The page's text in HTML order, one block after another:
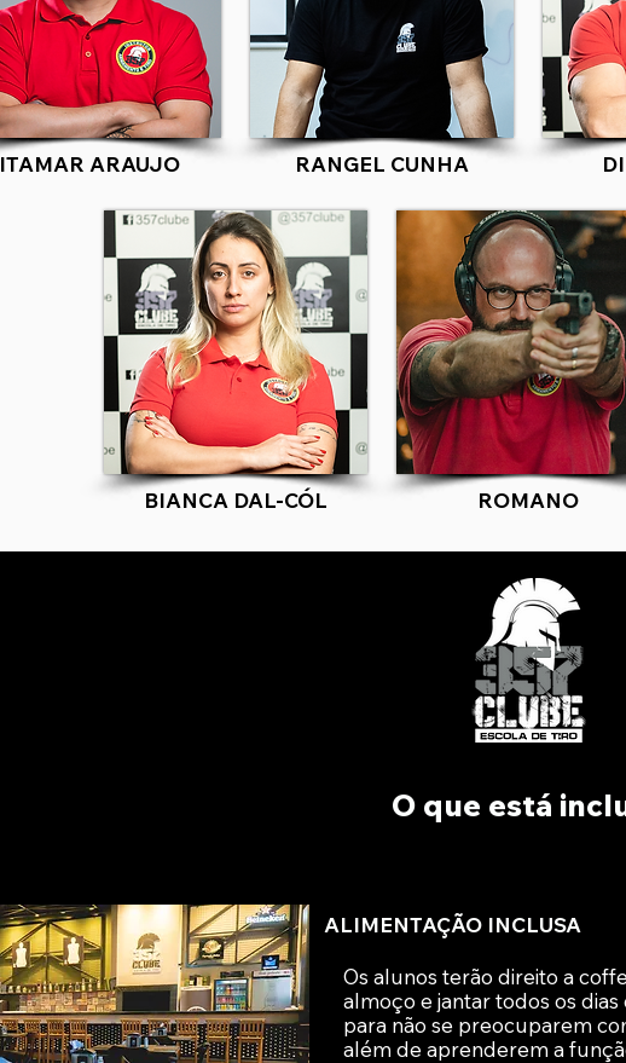
ITAMAR ARAUJO RANGEL CUNHA
BIANCA DAL-CÓL ROMANO
O que está
ALIMENTAÇÃO INCLUSA
Os alunos terão direito a
almoço e jantar todos os dias
para não se preocuparem
além de aprenderem a